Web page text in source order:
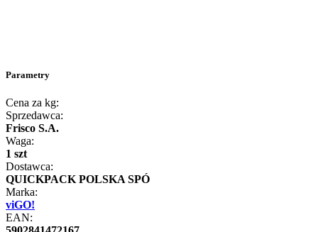
Parametry
Cena za kg:
Sprzedawca:
Frisco S.A.
Waga:
1 szt
Dostawca:
QUICKPACK POLSKA SPÓ
Marka:
viGO!
EAN: